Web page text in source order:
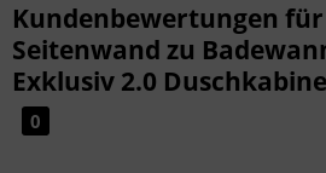
Kundenbewertungen für
Seitenwand zu
Exklusiv 2.0
0